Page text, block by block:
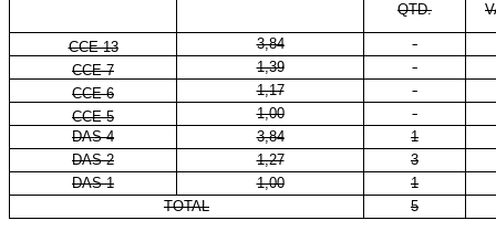
QTD.
CCE-13 3,84
-
CCE-7
1,39
-
CCE-6
1,17
-
CCE-5
1,00
-
DAS-4
3,84
1
DAS-2
1,27
3
DAS-1
1,00
1
TOTAL
5